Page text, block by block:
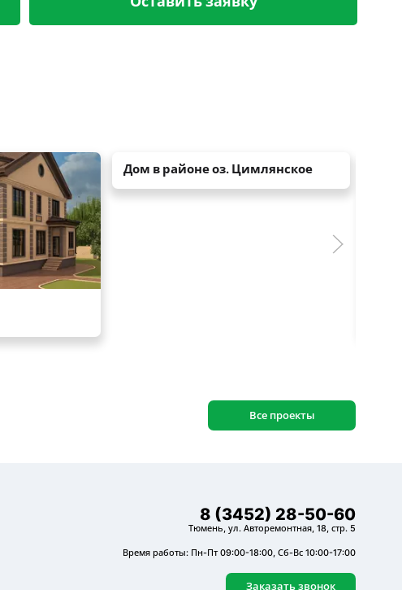
Все проекты
8 (3452) 28-50-60
Тюмень, ул. Авторемонтная, 18, стр. 5
Время работы: Пн-Пт 09:00-18:00, Сб-Вс 10:00-17:00
Заказать звонок